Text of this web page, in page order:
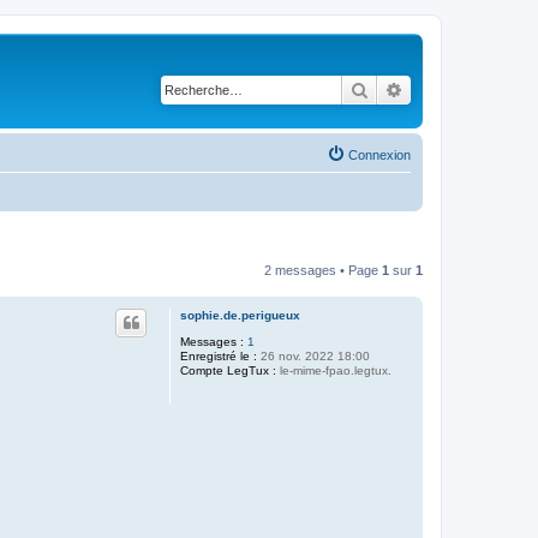
Rechercher
Connexion
2 messages • Page 1 sur 1
sophie.de.perigueux
Messages : 1
Enregistré le : 26 nov. 2022 18:00
Compte LegTux : le-mime-fpao.legtux.